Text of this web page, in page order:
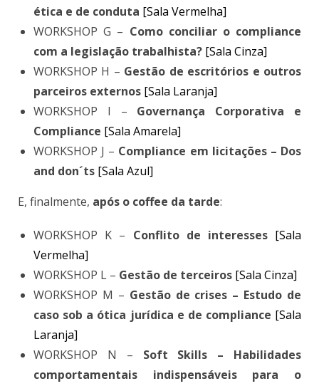
ética e de conduta [Sala Vermelha]
WORKSHOP G – Como conciliar o compliance
com a legislação trabalhista? [Sala Cinza]
WORKSHOP H – Gestão de escritórios e outros
parceiros externos [Sala Laranja]
WORKSHOP I – Governança Corporativa e
Compliance [Sala Amarela]
WORKSHOP J – Compliance em licitações – Dos
and don´ts [Sala Azul]
E, finalmente, após o coffee da tarde:
WORKSHOP K – Conflito de interesses [Sala
Vermelha]
WORKSHOP L – Gestão de terceiros [Sala Cinza]
WORKSHOP M – Gestão de crises – Estudo de
caso sob a ótica jurídica e de compliance [Sala
Laranja]
WORKSHOP N – Soft Skills – Habilidades
comportamentais indispensáveis para o